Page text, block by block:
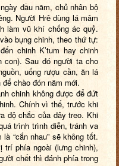
đầu năm, chủ nhân bộ
Người Hrê dùng lá mâm
làm vũ khí chống ác quỷ.
bụng chinh, theo thứ tự:
chinh K’tum hay chinh
con). Sau đó người ta cho
uống rượu cần, ăn lá
chào đón năm mới.
chinh không được để đứt
Chính vì thế, trước khi
độ chắc của dây treo. Khi
trình trình diễn, tránh va
“cắn nhau” sẽ không tốt.
phía ngoài (lưng chinh),
chết thì đánh phía trong